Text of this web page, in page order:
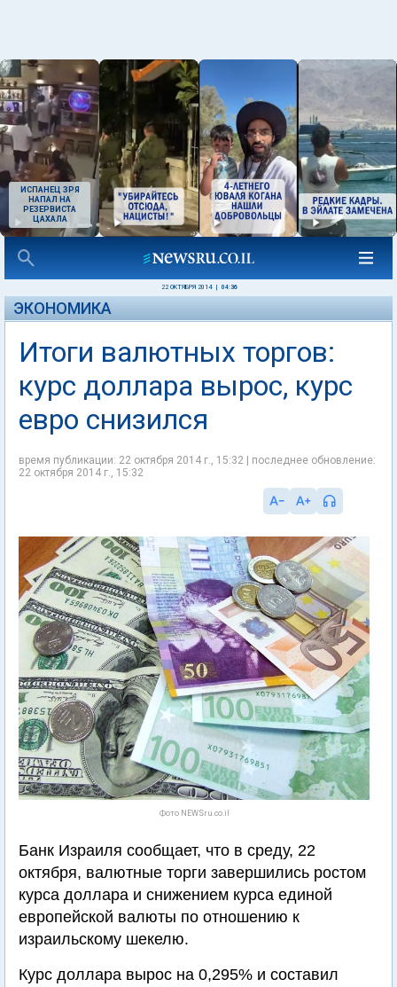
ИСПАНЕЦ ЗРЯ
НАПАЛ НА
РЕЗЕРВИСТА
ЦАХАЛА
22 ОКТЯБРЯ 2014 04:36
ЭКОНОМИКА
Итоги валютных торгов:
курс доллара вырос, курс
евро снизился
время публикации: 22 октября 2014 г., 15:32 | последнее обновление:
22 октября 2014 г., 15:32
Фото NEWSru.co.il
Банк Израиля сообщает, что в среду, 22
октября, валютные торги завершились ростом
курса доллара и снижением курса единой
европейской валюты по отношению к
израильскому шекелю.
Курс доллара вырос на 0,295% и составил